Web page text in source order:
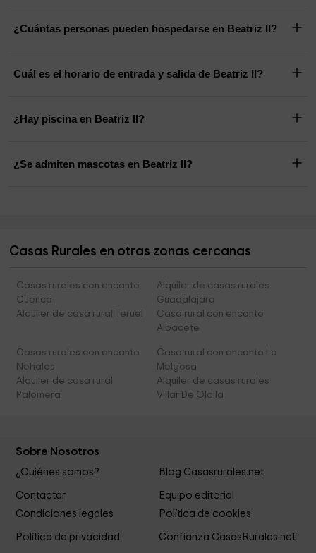
¿Cuántas personas pueden hospedarse en Beatriz II?
Cuál es el horario de entrada y salida de Beatriz II?
¿Hay piscina en Beatriz II?
¿Se admiten mascotas en Beatriz II?
Casas Rurales en otras zonas cercanas
Casas rurales con encanto
Cuenca
Alquiler de casas rurales
Guadalajara
Alquiler de casa rural Teruel
Casa rural con encanto
Albacete
Casas rurales con encanto
Nohales
Casa rural con encanto La
Melgosa
Alquiler de casa rural
Palomera
Alquiler de casas rurales
Villar De Olalla
Sobre Nosotros
¿Quiénes somos? Blog Casasrurales.net
Contactar
Equipo editorial
Condiciones legales
Política de cookies
Política de privacidad Confianza CasasRurales.net